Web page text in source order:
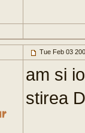
Tue Feb 03
am si
stirea